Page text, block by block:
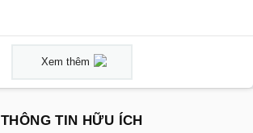
Xem thêm
THÔNG TIN HỮU ÍCH